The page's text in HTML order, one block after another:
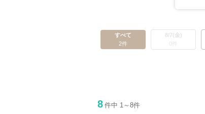
すべて
2件
8/7(金)
0件
8 件中 1～8件